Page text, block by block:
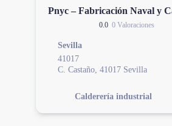
Pnyc – Fabricación Naval y
0.0 0 Valoraciones
Sevilla
41017
C. Castaño, 41017 Sevilla
Calderería industrial